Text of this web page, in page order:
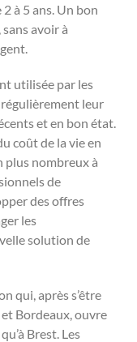
à 5 ans. Un bon
avoir à
utilisée par les
leur
et en bon état.
coût de la vie en
plus nombreux à
de
des offres
les
solution de
qui, après s’être
Bordeaux, ouvre
Brest. Les